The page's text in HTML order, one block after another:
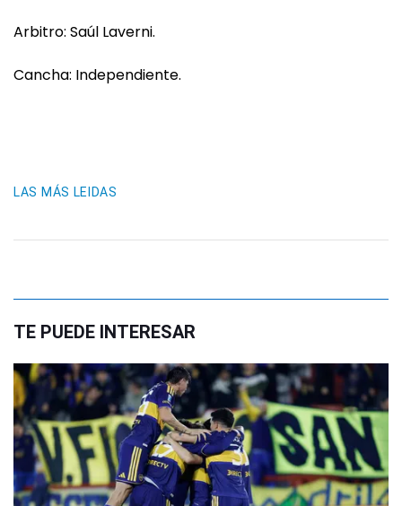
Arbitro: Saúl Laverni.
Cancha: Independiente.
LAS MÁS LEIDAS
TE PUEDE INTERESAR